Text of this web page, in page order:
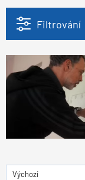
Filtrování
Výchozí